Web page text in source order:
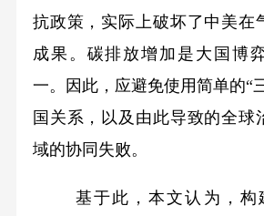
抗政策，实际上破坏了中美在
成果。碳排放增加是大国博
一。因此，应避免使用简单的“
国关系，以及由此导致的全球
域的协同失败。
基于此，本文认为，构